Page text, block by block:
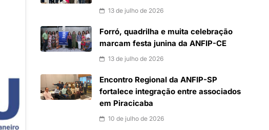
13 de julho de 2026
Forró, quadrilha e muita celebração
marcam festa junina da ANFIP-CE
13 de julho de 2026
Encontro Regional da ANFIP-SP
fortalece integração entre associados
em Piracicaba
10 de julho de 2026